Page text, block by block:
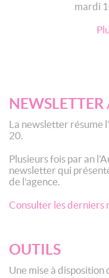
mardi
La newsletter résume
20.
Plusieurs fois par an
newsletter qui
de l'agence.
Consulter les derniers
OUTILS
Une mise à disposition